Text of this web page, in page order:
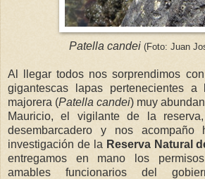
Patella candei (Foto: Juan
Al llegar todos nos sorprendimos
gigantescas lapas pertenecientes a
majorera (Patella candei) muy
Mauricio, el vigilante de la
desembarcadero y nos
investigación de la Reserva Natural
entregamos en mano los
amables funcionarios del